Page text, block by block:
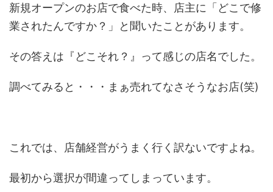
新規オープンのお店で食べた時、店主に「どこで修
業されたんですか？」と聞いたことがあります。
その答えは『どこそれ？』って感じの店名でした。
調べてみると・・・まぁ売れてなさそうなお店(笑)
これでは、店舗経営がうまく行く訳ないですよね。
最初から選択が間違ってしまっています。